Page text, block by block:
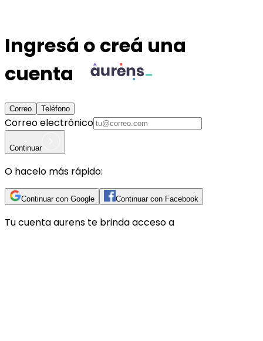
Ingresá o creá una
cuenta
Correo Teléfono
Correo electrónico
Continuar
O hacelo más rápido:
Continuar con Google Continuar con Facebook
Tu cuentaaurens te brinda acceso a